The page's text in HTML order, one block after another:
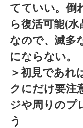
てていい。倒
ら復活可能(
なので、滅多
にならない。
＞初見であれ
クにだけ要注
ジや周りのプ
う